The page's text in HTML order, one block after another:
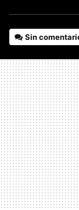
Sin